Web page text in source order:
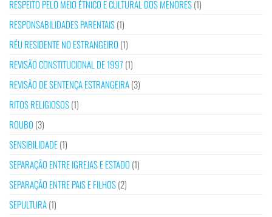
RESPEITO PELO MEIO ÉTNICO E CULTURAL DOS MENORES(1)
RESPONSABILIDADES PARENTAIS(1)
RÉU RESIDENTE NO ESTRANGEIRO (1)
REVISÃO CONSTITUCIONAL DE 1997 (1)
REVISÃO DE SENTENÇA ESTRANGEIRA(3)
RITOS RELIGIOSOS(1)
ROUBO (3)
SENSIBILIDADE(1)
SEPARAÇÃO ENTRE IGREJAS E ESTADO (1)
SEPARAÇÃO ENTRE PAIS E FILHOS(2)
SEPULTURA(1)